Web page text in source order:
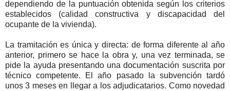
dependiendo de la puntuación obtenida según los criterios
establecidos (calidad constructiva y discapacidad del
ocupante de la vivienda).
La tramitación es única y directa: de forma diferente al año
anterior, primero se hace la obra y, una vez terminada, se
pide la ayuda presentando una documentación suscrita por
técnico competente. El año pasado la subvención tardó
unos 3 meses en llegar a los adjudicatarios. Como novedad